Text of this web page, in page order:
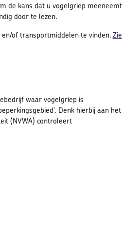
de kans dat u vogelgriep meeneemt
door te lezen.
of transportmiddelen te vinden.Zie
waar vogelgriep is
Denk hierbij aan het
(NVWA) controleert